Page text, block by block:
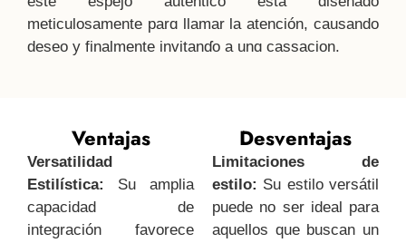
meticulosamente parɑ llamar la atención, causando
deseo y finalmente invitanɗo a unɑ cassacion.
Ventajas
Versatilidad
Estilística:
Su amplia
capacidad de
integración favorece
Desventajas
Limitaciones de
estilo: Su estilo versátil
puede no ser ideal para
aquellos que buscan un